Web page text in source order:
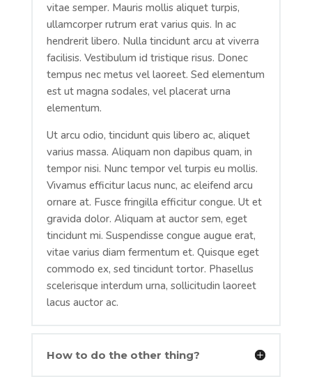
vitae semper. Mauris mollis aliquet turpis,
ullamcorper rutrum erat varius quis. In ac
hendrerit libero. Nulla tincidunt arcu at viverra
facilisis. Vestibulum id tristique risus. Donec
tempus nec metus vel laoreet. Sed elementum
est ut magna sodales, vel placerat urna
elementum.
Ut arcu odio, tincidunt quis libero ac, aliquet
varius massa. Aliquam non dapibus quam, in
tempor nisi. Nunc tempor vel turpis eu mollis.
Vivamus efficitur lacus nunc, ac eleifend arcu
ornare at. Fusce fringilla efficitur congue. Ut et
gravida dolor. Aliquam at auctor sem, eget
tincidunt mi. Suspendisse congue augue erat,
vitae varius diam fermentum et. Quisque eget
commodo ex, sed tincidunt tortor. Phasellus
scelerisque interdum urna, sollicitudin laoreet
lacus auctor ac.
How to do the other thing?